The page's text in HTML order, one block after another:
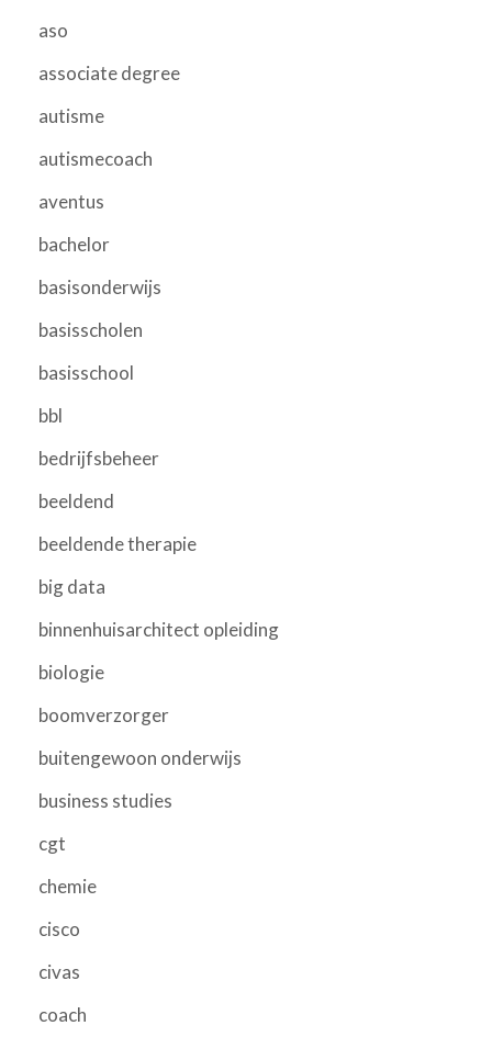
aso
associate degree
autisme
autismecoach
aventus
bachelor
basisonderwijs
basisscholen
basisschool
bbl
bedrijfsbeheer
beeldend
beeldende therapie
big data
binnenhuisarchitect opleiding
biologie
boomverzorger
buitengewoon onderwijs
business studies
cgt
chemie
cisco
civas
coach